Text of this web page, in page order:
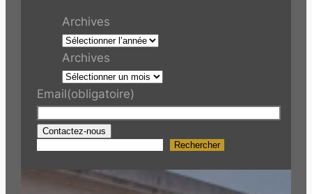
Archives
Archives
Email(obligatoire)
Contactez-nous
Rechercher